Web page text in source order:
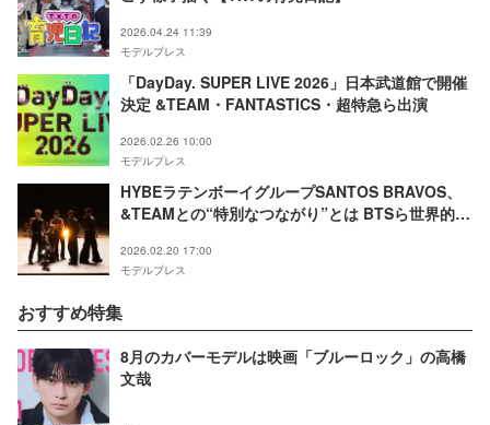
2026.04.24 11:39
モデルプレス
「DayDay. SUPER LIVE 2026」日本武道館で開催
決定 &TEAM・FANTASTICS・超特急ら出演
2026.02.26 10:00
モデルプレス
HYBEラテンボーイグループSANTOS BRAVOS、
&TEAMとの“特別なつながり”とは BTSら世界的ア
ビュー】
2026.02.20 17:00
モデルプレス
おすすめ特集
8月のカバーモデルは映画「ブルーロック」の高橋
文哉